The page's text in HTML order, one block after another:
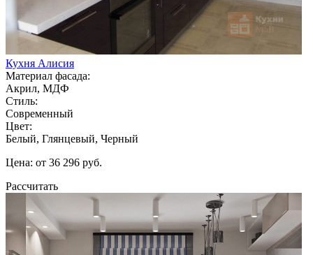
Кухня Алисия
Материал фасада:
Акрил, МДФ
Стиль:
Современный
Цвет:
Белый, Глянцевый, Черный
Цена: от 36 296 руб.
Рассчитать